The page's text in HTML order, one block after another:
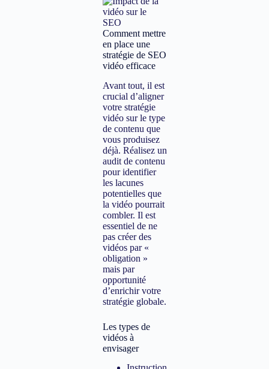
Comment mettre
en place une
stratégie de SEO
vidéo efficace
Avant tout, il est
crucial d’aligner
votre stratégie
vidéo sur le type
de contenu que
vous produisez
déjà. Réalisez un
audit de contenu
pour identifier
les lacunes
potentielles que
la vidéo pourrait
combler. Il est
essentiel de ne
pas créer des
vidéos par «
obligation »
mais par
opportunité
d’enrichir votre
stratégie globale.
Les types de
vidéos à
envisager